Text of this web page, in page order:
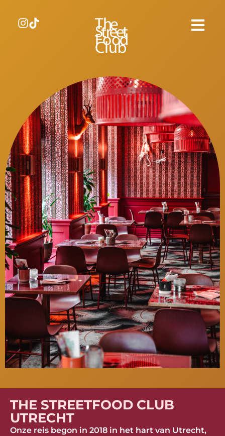
THE STREETFOOD CLUB
UTRECHT
Onze reis begon in 2018 in het hart van Utrecht,